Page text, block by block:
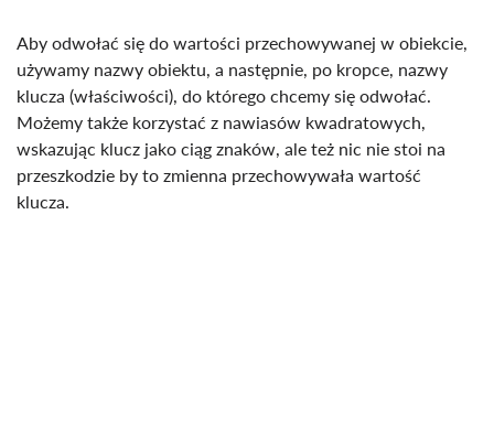
Aby odwołać się do wartości przechowywanej w obiekcie,
używamy nazwy obiektu, a następnie, po kropce, nazwy
klucza (właściwości), do którego chcemy się odwołać.
Możemy także korzystać z nawiasów kwadratowych,
wskazując klucz jako ciąg znaków, ale też nic nie stoi na
przeszkodzie by to zmienna przechowywała wartość
klucza.